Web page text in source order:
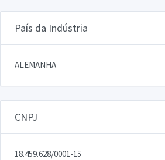
País da Indústria
ALEMANHA
CNPJ
18.459.628/0001-15